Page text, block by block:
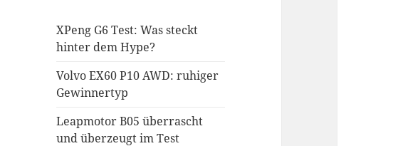
XPeng G6 Test: Was steckt
hinter dem Hype?
Volvo EX60 P10 AWD: ruhiger
Gewinnertyp
Leapmotor B05 überrascht
und überzeugt im Test